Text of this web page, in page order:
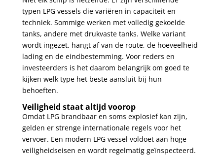
typen LPG vessels die variëren in capaciteit en
techniek. Sommige werken met volledig gekoelde
tanks, andere met drukvaste tanks. Welke variant
wordt ingezet, hangt af van de route, de hoeveelheid
lading en de eindbestemming. Voor reders en
investeerders is het daarom belangrijk om goed te
kijken welk type het beste aansluit bij hun
behoeften.
Veiligheid staat altijd voorop
Omdat LPG brandbaar en soms explosief kan zijn,
gelden er strenge internationale regels voor het
vervoer. Een modern LPG vessel voldoet aan hoge
veiligheidseisen en wordt regelmatig geïnspecteerd.